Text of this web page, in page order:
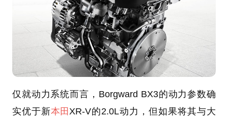
仅就动力系统而言，Borgward BX3的动力参数确
实优于新本田 XR-V的2.0L动力，但如果将其与大